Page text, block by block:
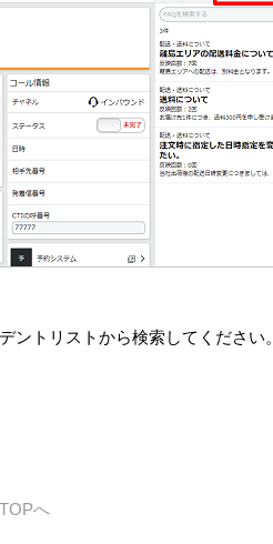
ントリストから検索してください。
へ